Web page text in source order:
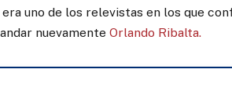
uno de los relevistas en los que
nuevamenteOrlando Ribalta.